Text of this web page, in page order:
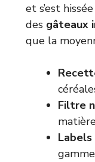
et s’est
des gâteaux
que la
Filtre